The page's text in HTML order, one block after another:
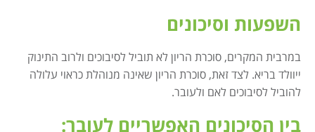
השפעות וסיכונים
במרבית המקרים, סוכרת הריון לא תוביל לסיבוכים ולרוב התינוק
ייוולד בריא. לצד זאת, סוכרת הריון שאינה מנוהלת כראוי עלולה
להוביל לסיבוכים לאם ולעובר.
בין הסיכונים האפשריים לעובר: